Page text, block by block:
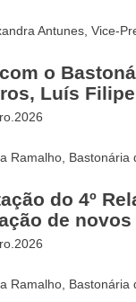
Antunes, Vice-
o
Luís
Ramalho, Bastonária
do 4º
de
Ramalho, Bastonária